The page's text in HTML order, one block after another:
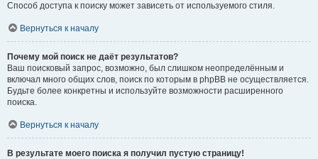
Способ доступа к поиску может зависеть от используемого стиля.
Вернуться к началу
Почему мой поиск не даёт результатов?
Ваш поисковый запрос, возможно, был слишком неопределённым и
включал много общих слов, поиск по которым в phpBB не осуществляется.
Будьте более конкретны и используйте возможности расширенного
поиска.
Вернуться к началу
В результате моего поиска я получил пустую страницу!